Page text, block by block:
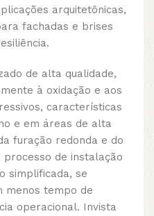
arquitetônicas,
fachadas e brises
de alta qualidade,
à oxidação e aos
características
e em áreas de alta
furação redonda e do
de instalação
simplificada, se
menos tempo de
operacional. Invista